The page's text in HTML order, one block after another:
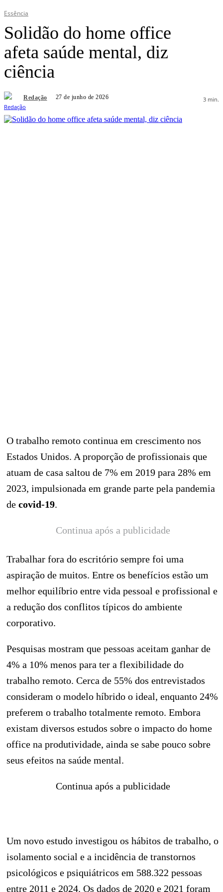
Essência
Solidão do home office
afeta saúde mental, diz
ciência
Redação 27 de junho de 2026 3 min.
O trabalho remoto continua em crescimento nos
Estados Unidos. A proporção de profissionais que
atuam de casa saltou de 7% em 2019 para 28% em
2023, impulsionada em grande parte pela pandemia
de covid-19.
Continua após a publicidade
Trabalhar fora do escritório sempre foi uma
aspiração de muitos. Entre os benefícios estão um
melhor equilíbrio entre vida pessoal e profissional e
a redução dos conflitos típicos do ambiente
corporativo.
Pesquisas mostram que pessoas aceitam ganhar de
4% a 10% menos para ter a flexibilidade do
trabalho remoto. Cerca de 55% dos entrevistados
consideram o modelo híbrido o ideal, enquanto 24%
preferem o trabalho totalmente remoto. Embora
existam diversos estudos sobre o impacto do home
office na produtividade, ainda se sabe pouco sobre
seus efeitos na saúde mental.
Continua após a publicidade
Um novo estudo investigou os hábitos de trabalho, o
isolamento social e a incidência de transtornos
psicológicos e psiquiátricos em 588.322 pessoas
entre 2011 e 2024. Os dados de 2020 e 2021 foram